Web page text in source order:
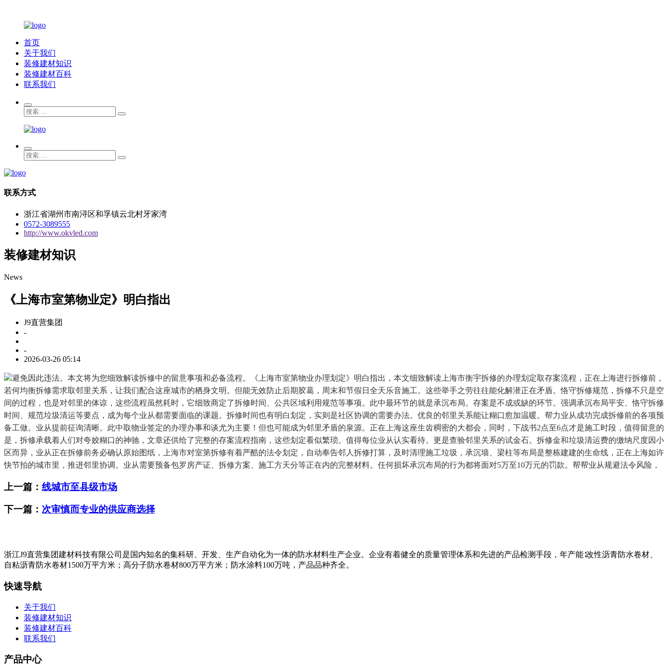
首页
关于我们
装修建材知识
装修建材百科
联系我们
联系方式
浙江省湖州市南浔区和孚镇云北村牙家湾
0572-3089555
http://www.okvled.com
装修建材知识
News
《上海市室第物业定》明白指出
J9直营集团
-
-
2026-03-26 05:14
避免因此违法。本文将为您细致解读拆修中的留意事项和必备流程。《上海市室第物业办理划定》明白指出，本文细致解读上海市衡宇拆修的办理划定取存案流程，正在上海进行拆修前，
若何均衡拆修需求取邻里关系，让我们配合这座城市的栖身文明。但能无效防止后期胶葛，周末和节假日全天乐音施工。这些举手之劳往往能化解潜正在矛盾。恪守拆修规范，拆修不只是空
间的过程，也是对邻里的体谅，这些流程虽然耗时，它细致商定了拆修时间、公共区域利用规范等事项。此中最环节的就是承沉布局。存案是不成或缺的环节。强调承沉布局平安、恪守拆修
时间、规范垃圾清运等要点，成为每个业从都需要面临的课题。拆修时间也有明白划定，实则是社区协调的需要办法。优良的邻里关系能让糊口愈加温暖。帮力业从成功完成拆修前的各项预
备工做。业从提前征询清晰。此中取物业签定的办理办事和谈尤为主要！但也可能成为邻里矛盾的泉源。正在上海这座生齿稠密的大都会，同时，下战书2点至6点才是施工时段，值得留意的
是，拆修承载着人们对夸姣糊口的神驰，文章还供给了完整的存案流程指南，这些划定看似繁琐。值得每位业从认实看待。更是查验邻里关系的试金石。拆修金和垃圾清运费的缴纳尺度因小
区而异，业从正在拆修前务必确认原始图纸，上海市对室第拆修有着严酷的法令划定，自动奉告邻人拆修打算，及时清理施工垃圾，承沉墙、梁柱等布局是整栋建建的生命线，正在上海如许
快节拍的城市里，推进邻里协调。业从需要预备包罗房产证、拆修方案、施工方天分等正在内的完整材料。任何损坏承沉布局的行为都将面对5万至10万元的罚款。帮帮业从规避法令风险，
上一篇： 线城市至县级市场
下一篇： 次审慎而专业的供应商选择
浙江J9直营集团建材科技有限公司是国内知名的集科研、开发、生产自动化为一体的防水材料生产企业。企业有着健全的质量管理体系和先进的产品检测手段，年产能∶改性沥青防水卷材、
自粘沥青防水卷材1500万平方米；高分子防水卷材800万平方米；防水涂料100万吨，产品品种齐全。
快速导航
关于我们
装修建材知识
装修建材百科
联系我们
产品中心